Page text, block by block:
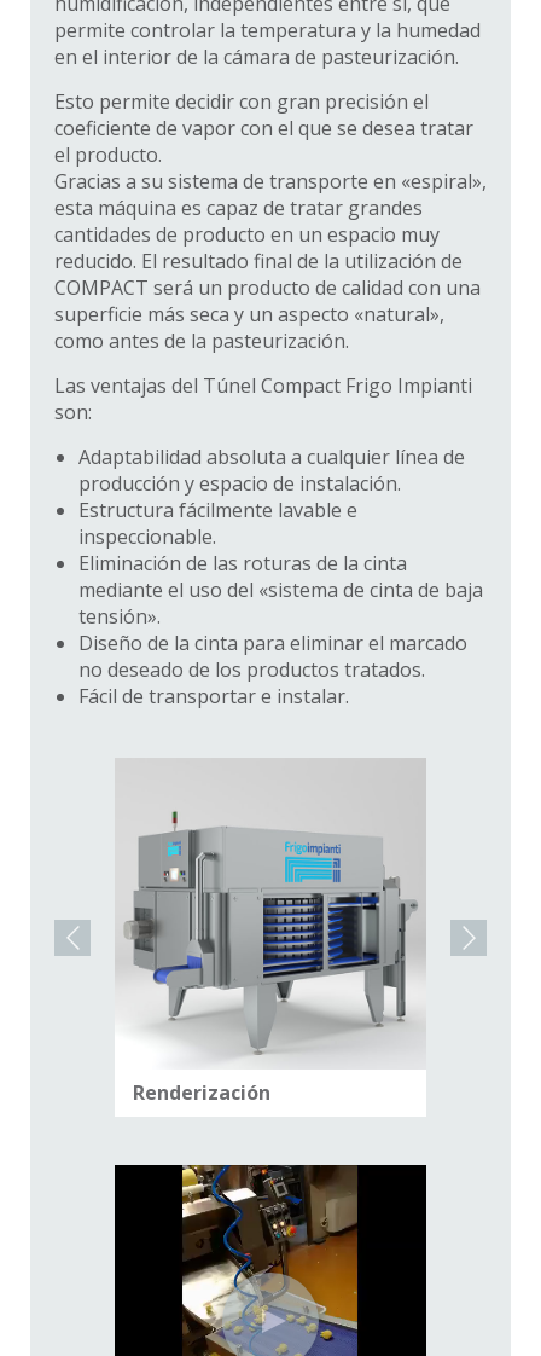
permite controlar la temperatura y la humedad
en el interior de la cámara de pasteurización.
Esto permite decidir con gran precisión el
coeficiente de vapor con el que se desea tratar
el producto.
Gracias a su sistema de transporte en «espiral»,
esta máquina es capaz de tratar grandes
cantidades de producto en un espacio muy
reducido. El resultado final de la utilización de
COMPACT será un producto de calidad con una
superficie más seca y un aspecto «natural»,
como antes de la pasteurización.
Las ventajas del Túnel Compact Frigo Impianti
son:
Adaptabilidad absoluta a cualquier línea de
producción y espacio de instalación.
Estructura fácilmente lavable e
inspeccionable.
Eliminación de las roturas de la cinta
mediante el uso del «sistema de cinta de baja
tensión».
Diseño de la cinta para eliminar el marcado
no deseado de los productos tratados.
Fácil de transportar e instalar.
Renderización